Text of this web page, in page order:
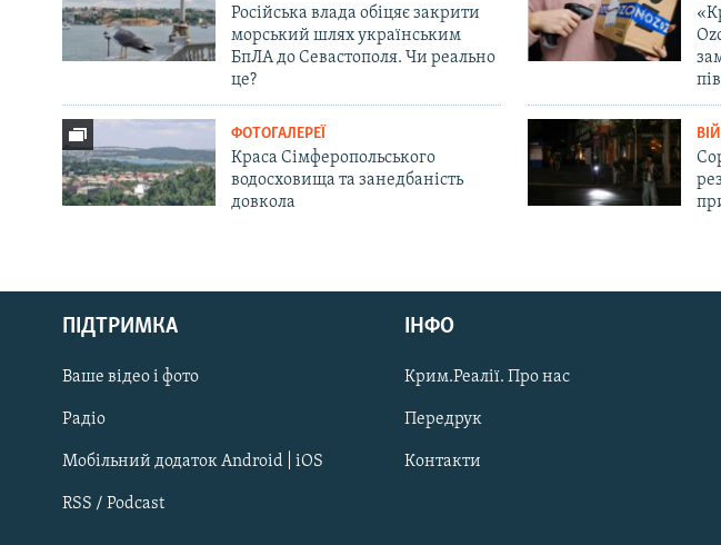
Русский
Qırımtatar
ДОЛУЧАЙСЯ!
Російська влада обіцяє закрити
морський шлях українським
БпЛА до Севастополя. Чи реально
це?
ФОТОГАЛЕРЕЇ
Краса Сімферопольського
водосховища та занедбаність
довкола
ПІДТРИМКА
Ваше відео і фото
Радіо
Мобільний додаток Android | iOS
RSS / Podcast
ІНФО
Крим.Реалії. Про нас
Передрук
Контакти